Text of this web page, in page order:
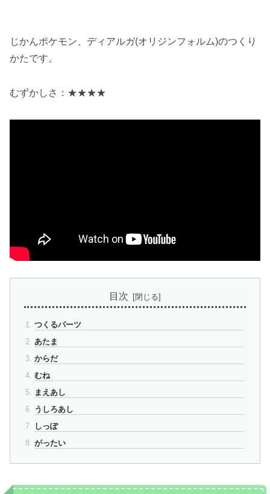
じかんポケモン、ディアルガ(オリジンフォルム)のつくり
かたです。
むずかしさ：★★★★
目次
つくるパーツ
あたま
からだ
むね
まえあし
うしろあし
しっぽ
がったい